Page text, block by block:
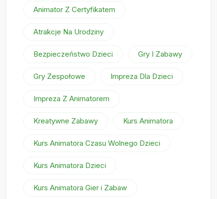
Animator Z Certyfikatem
Atrakcje Na Urodziny
Bezpieczeństwo Dzieci Gry I Zabawy
Gry Zespołowe Impreza Dla Dzieci
Impreza Z Animatorem
Kreatywne Zabawy Kurs Animatora
Kurs Animatora Czasu Wolnego Dzieci
Kurs Animatora Dzieci
Kurs Animatora Gier i Zabaw